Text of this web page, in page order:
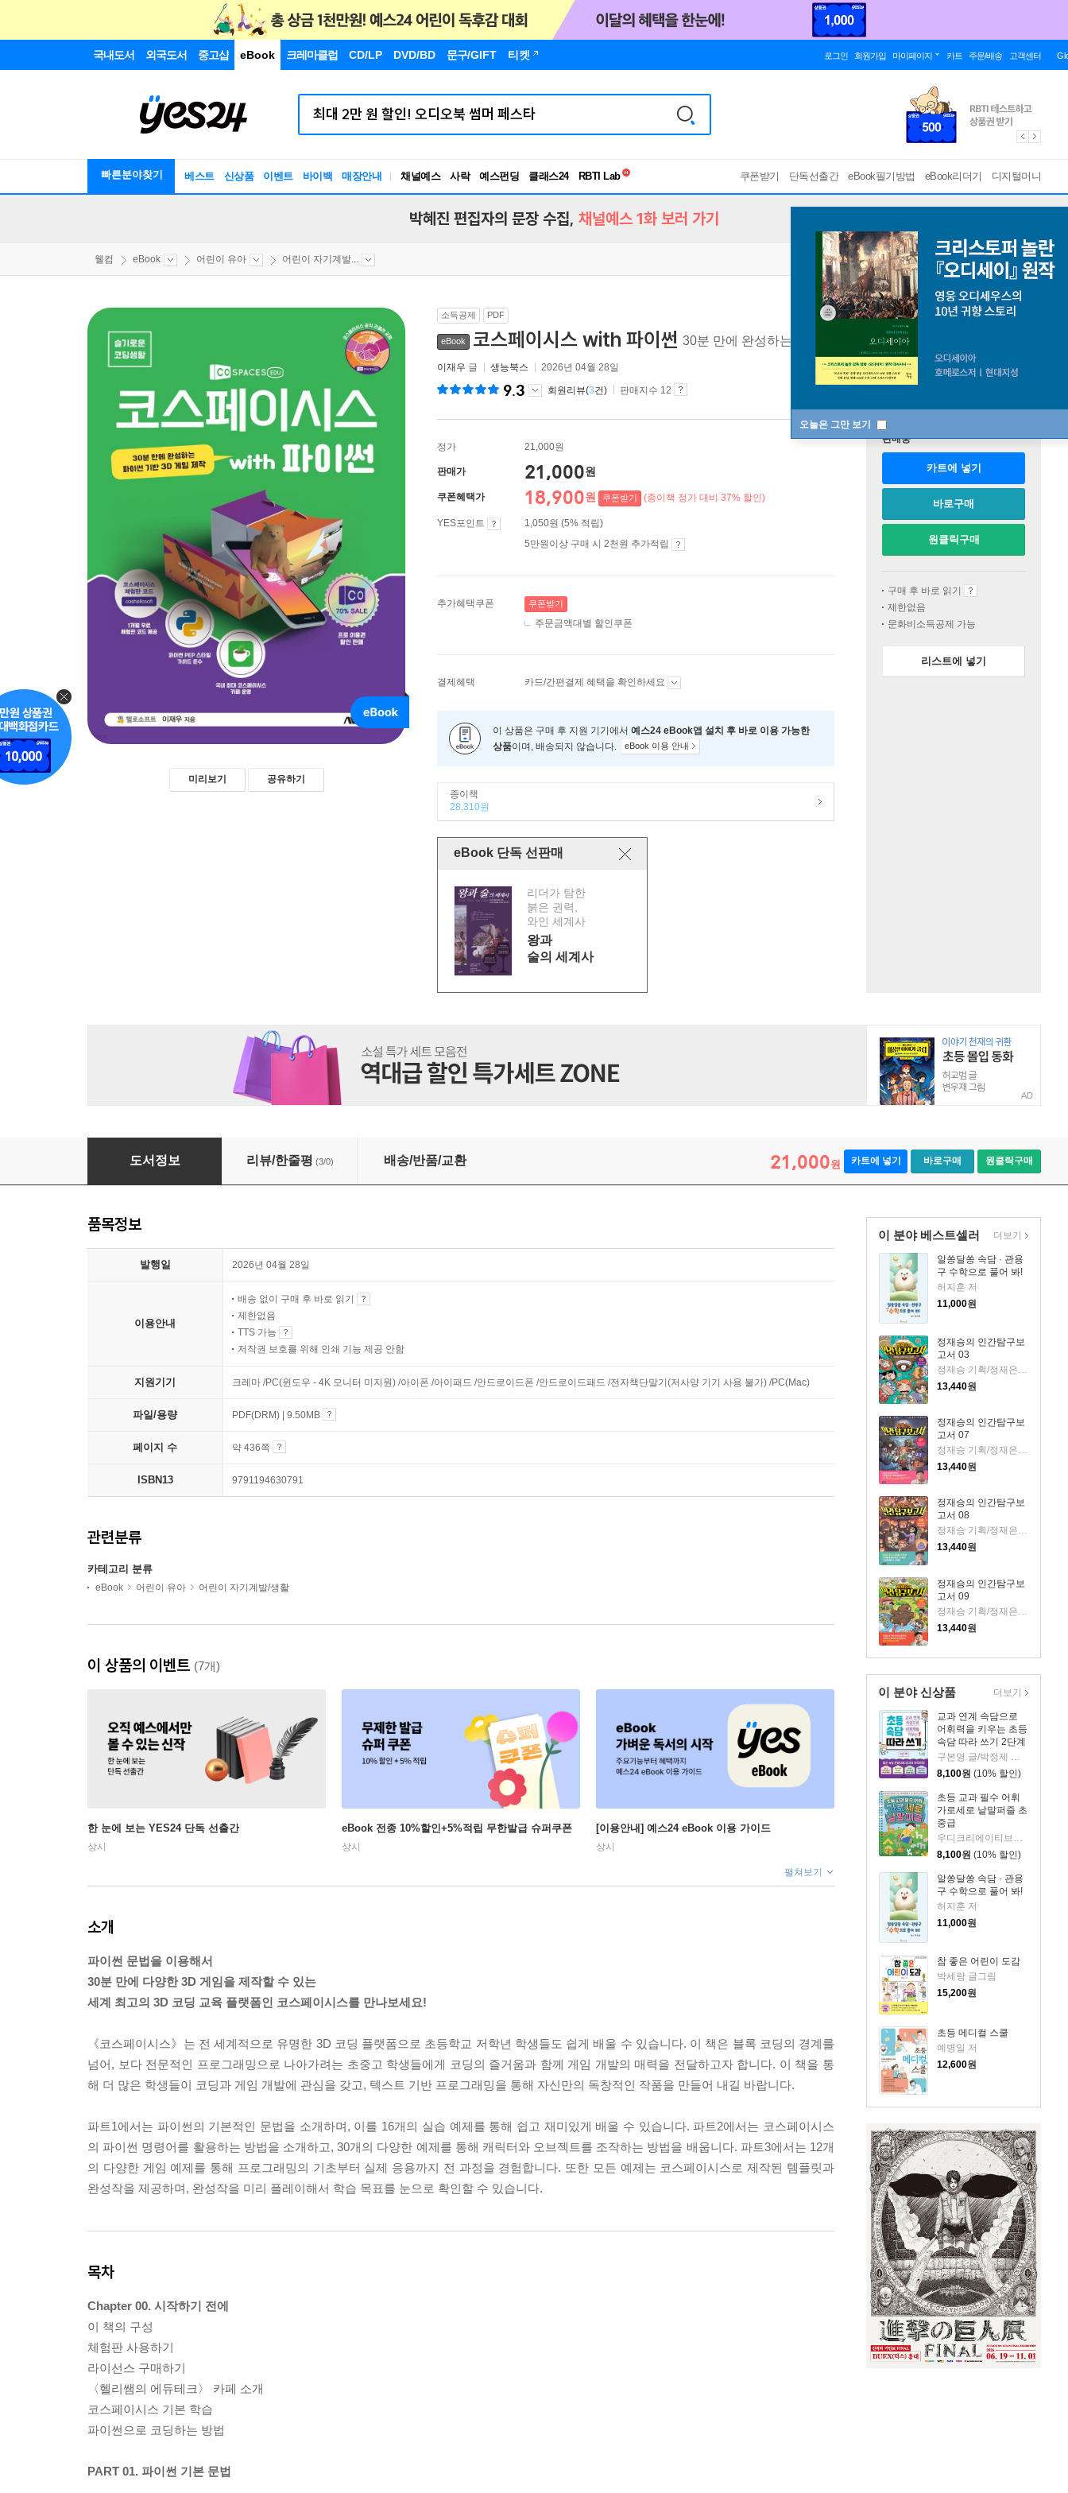
국내도서 외국도서 중고샵 eBook 크레마클럽 CD/LP DVD/BD 문구/GIFT 티켓 로그인 회원가입 마이페이지 카트 주문/배송 고객센터
빠른분야찾기 베스트 신상품 이벤트 바이백 매장안내 채널예스 사락 예스펀딩 클래스24
독서유형검사
쿠폰받기 단독선출간 eBook필기방법 eBook리더기 디지털머니
오늘은 그만 보기
박혜진 편집자의 문장 수집, 채널예스 1화 보러 가기
웰컴 eBook 어린이 유아 어린이 자기계발...
미리보기 공유하기
소득공제 PDF
eBook 코스페이시스 with 파이썬 30분 만에 완성하는 파이썬 기반 3D 게임 제작
이재우 글 생능북스 2026년 04월 28일
9.3 회원리뷰(3건) 판매지수 12
정가 21,000원
판매가 21,000원
쿠폰혜택가 18,900원 쿠폰받기 (종이책 정가 대비 37% 할인)
YES포인트
1,050원 (5% 적립)
5만원이상 구매 시 2천원 추가적립
추가혜택쿠폰 쿠폰받기
주문금액대별 할인쿠폰
결제혜택 카드/간편결제 혜택을 확인하세요
이 상품은 구매 후 지원 기기에서 예스24 eBook앱 설치 후 바로 이용 가능한
상품이며, 배송되지 않습니다. eBook 이용 안내
종이책
28,310원
eBook 단독 선판매
리더가 탐한
붉은 권력,
와인 세계사
왕과
술의 세계사
판매중
카트에 넣기
바로구매
원클릭구매
구매 후 바로 읽기
제한없음
문화비소득공제 가능
리스트에 넣기
AD
코스페이시스 with 파이썬
도서정보 리뷰/한줄평 (3/0) 배송/반품/교환 21,000원 카트에 넣기 바로구매 원클릭구매
이 분야 베스트셀러
알쏭달쏭 속담 · 관용
구 수학으로 풀어 봐!
허지훈 저
11,000원
정재승의 인간탐구보
고서 03
정재승 기획/정재은,이고은 글/김현민 그림
13,440원
정재승의 인간탐구보
고서 07
정재승 기획/정재은,이고은 글/김현민 그림
13,440원
정재승의 인간탐구보
고서 08
정재승 기획/정재은,이고은 글/김현민 그림
13,440원
정재승의 인간탐구보
고서 09
13,440원
더보기
이 분야 신상품
교과 연계 속담으로
어휘력을 키우는 초등
속담 따라 쓰기 2단계
8,100원 (10% 할인)
초등 교과 필수 어휘
가로세로 낱말퍼즐 초
중급
8,100원 (10% 할인)
알쏭달쏭 속담 · 관용
구 수학으로 풀어 봐!
허지훈 저
11,000원
참 좋은 어린이 도감
박세랑 글그림
15,200원
초등 메디컬 스쿨
예병일 저
12,600원
더보기
품목정보
발행일 2026년 04월 28일
이용안내
배송 없이 구매 후 바로 읽기
제한없음
TTS 가능
저작권 보호를 위해 인쇄 기능 제공 안함
지원기기 크레마 /PC(윈도우 - 4K 모니터 미지원) /아이폰 /아이패드 /안드로이드폰 /안드로이드패드 /전자책단말기(저사양 기기 사용 불가) /PC(Mac)
파일/용량 PDF(DRM) | 9.50MB
페이지 수 약 436쪽
ISBN13 9791194630791
관련분류
카테고리 분류
eBook 어린이 유아 어린이 자기계발/생활
이 상품의 이벤트 (7개)
한 눈에 보는 YES24 단독 선출간
상시
eBook 전종 10%할인+5%적립 무한발급 슈퍼쿠폰
상시
[이용안내] 예스24 eBook 이용 가이드
상시
펼쳐보기
소개
파이썬 문법을 이용해서
30분 만에 다양한 3D 게임을 제작할 수 있는
세계 최고의 3D 코딩 교육 플랫폼인 코스페이시스를 만나보세요!
《코스페이시스》는 전 세계적으로 유명한 3D 코딩 플랫폼으로 초등학교 저학년 학생들도 쉽게 배울 수 있습니다. 이 책은 블록 코딩의 경계를
넘어, 보다 전문적인 프로그래밍으로 나아가려는 초중고 학생들에게 코딩의 즐거움과 함께 게임 개발의 매력을 전달하고자 합니다. 이 책을 통
해 더 많은 학생들이 코딩과 게임 개발에 관심을 갖고, 텍스트 기반 프로그래밍을 통해 자신만의 독창적인 작품을 만들어 내길 바랍니다.
파트1에서는 파이썬의 기본적인 문법을 소개하며, 이를 16개의 실습 예제를 통해 쉽고 재미있게 배울 수 있습니다. 파트2에서는 코스페이시스
의 파이썬 명령어를 활용하는 방법을 소개하고, 30개의 다양한 예제를 통해 캐릭터와 오브젝트를 조작하는 방법을 배웁니다. 파트3에서는 12개
의 다양한 게임 예제를 통해 프로그래밍의 기초부터 실제 응용까지 전 과정을 경험합니다. 또한 모든 예제는 코스페이시스로 제작된 템플릿과
완성작을 제공하며, 완성작을 미리 플레이해서 학습 목표를 눈으로 확인할 수 있습니다.
목차
Chapter 00. 시작하기 전에
이 책의 구성
체험판 사용하기
라이선스 구매하기
〈헬리쌤의 에듀테크〉 카페 소개
코스페이시스 기본 학습
파이썬으로 코딩하는 방법
PART 01. 파이썬 기본 문법